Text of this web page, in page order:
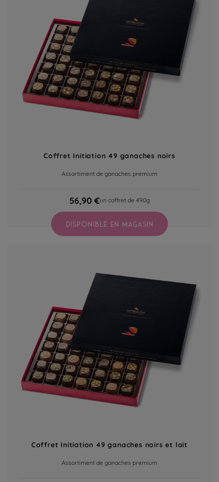
Coffret Initiation 49 ganaches noirs
Assortiment de ganaches premium
56,90 €un coffret de 490g
DISPONIBLE EN MAGASIN
Coffret Initiation 49 ganaches noirs et lait
Assortiment de ganaches premium